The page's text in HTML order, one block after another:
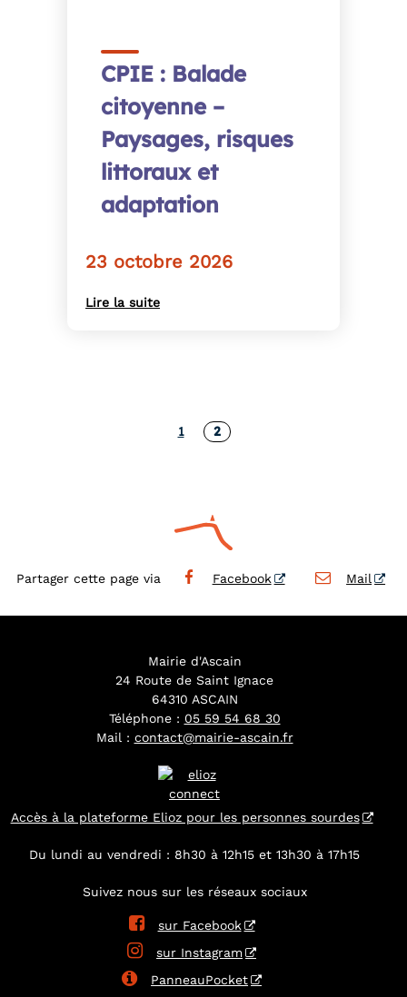
CPIE : Balade
citoyenne –
Paysages, risques
littoraux et
adaptation
23 octobre 2026
Lire la suite
1 2
Partager cette page via Facebook Mail
Mairie d'Ascain
24 Route de Saint Ignace
64310 ASCAIN
Téléphone : 05 59 54 68 30
Mail : contact@mairie-ascain.fr
Accès à la plateforme Elioz pour les personnes sourdes
Du lundi au vendredi : 8h30 à 12h15 et 13h30 à 17h15
Suivez nous sur les réseaux sociaux
 sur Facebook
 sur Instagram
 PanneauPocket